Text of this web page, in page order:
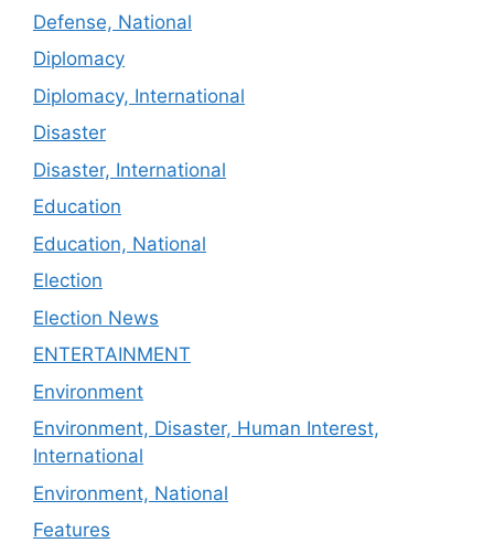
Defense, National
Diplomacy
Diplomacy, International
Disaster
Disaster, International
Education
Education, National
Election
Election News
ENTERTAINMENT
Environment
Environment, Disaster, Human Interest,
International
Environment, National
Features